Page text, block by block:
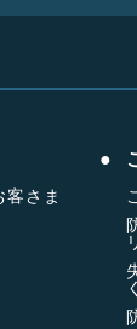
客さま